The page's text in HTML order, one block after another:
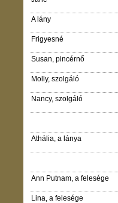
A lány
Frigyesné
Susan, pincérnő
Molly, szolgáló
Nancy, szolgáló
Athália, a lánya
Ann Putnam, a felesége
Lina, a felesége